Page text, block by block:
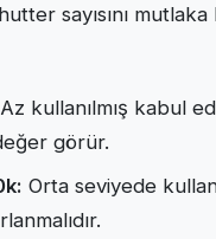
sayısını
Az kullanılmış kabul
görür.
Orta seviyede